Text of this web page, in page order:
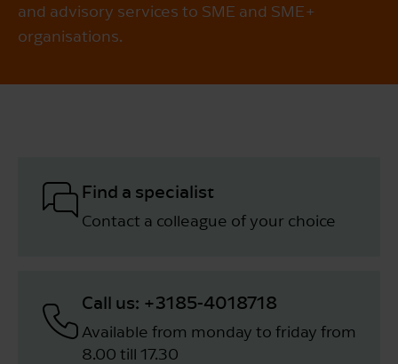
and advisory services to SME and SME+
organisations.
Find a specialist
Contact a colleague of your choice
Call us: +3185-4018718
Available from monday to friday from
8.00 till 17.30